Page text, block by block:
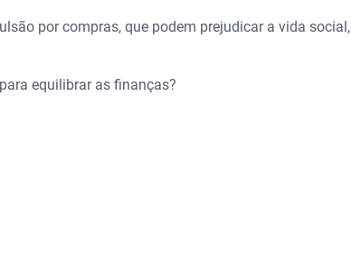
por compras, que podem prejudicar a vida social,
equilibrar as finanças?